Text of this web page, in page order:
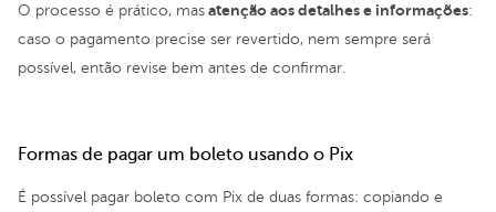
O processo é prático, mas atenção aos detalhes e informações:
caso o pagamento precise ser revertido, nem sempre será
possível, então revise bem antes de confirmar.
Formas de pagar um boleto usando o Pix
É possível pagar boleto com Pix de duas formas: copiando e